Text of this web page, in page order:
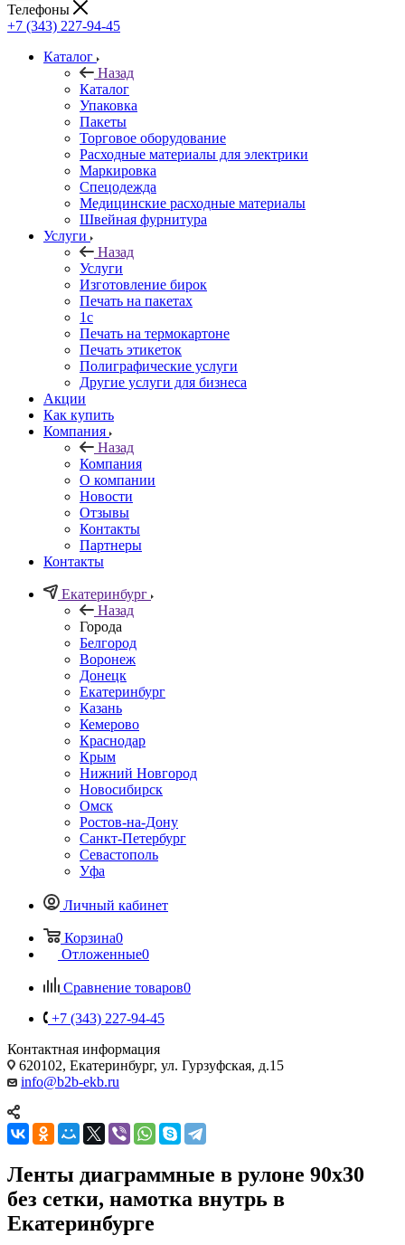
Телефоны
+7 (343) 227-94-45
Каталог
Назад
Каталог
Упаковка
Пакеты
Торговое оборудование
Расходные материалы для электрики
Маркировка
Спецодежда
Медицинские расходные материалы
Швейная фурнитура
Услуги
Назад
Услуги
Изготовление бирок
Печать на пакетах
1c
Печать на термокартоне
Печать этикеток
Полиграфические услуги
Другие услуги для бизнеса
Акции
Как купить
Компания
Назад
Компания
О компании
Новости
Отзывы
Контакты
Партнеры
Контакты
Екатеринбург
Назад
Города
Белгород
Воронеж
Донецк
Екатеринбург
Казань
Кемерово
Краснодар
Крым
Нижний Новгород
Новосибирск
Омск
Ростов-на-Дону
Санкт-Петербург
Севастополь
Уфа
Личный кабинет
Корзина0
Отложенные0
Сравнение товаров0
+7 (343) 227-94-45
Контактная информация
620102, Екатеринбург, ул. Гурзуфская, д.15
info@b2b-ekb.ru
Ленты диаграммные в рулоне 90х30
без сетки, намотка внутрь в
Екатеринбурге